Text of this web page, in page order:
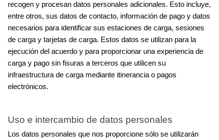
recogen y procesan datos personales adicionales. Esto incluye,
entre otros, sus datos de contacto, información de pago y datos
necesarios para identificar sus estaciones de carga, sesiones
de carga y tarjetas de carga. Estos datos se utilizan para la
ejecución del acuerdo y para proporcionar una experiencia de
carga y pago sin fisuras a terceros que utilicen su
infraestructura de carga mediante itinerancia o pagos
electrónicos.
Uso e intercambio de datos personales
Los datos personales que nos proporcione sólo se utilizarán